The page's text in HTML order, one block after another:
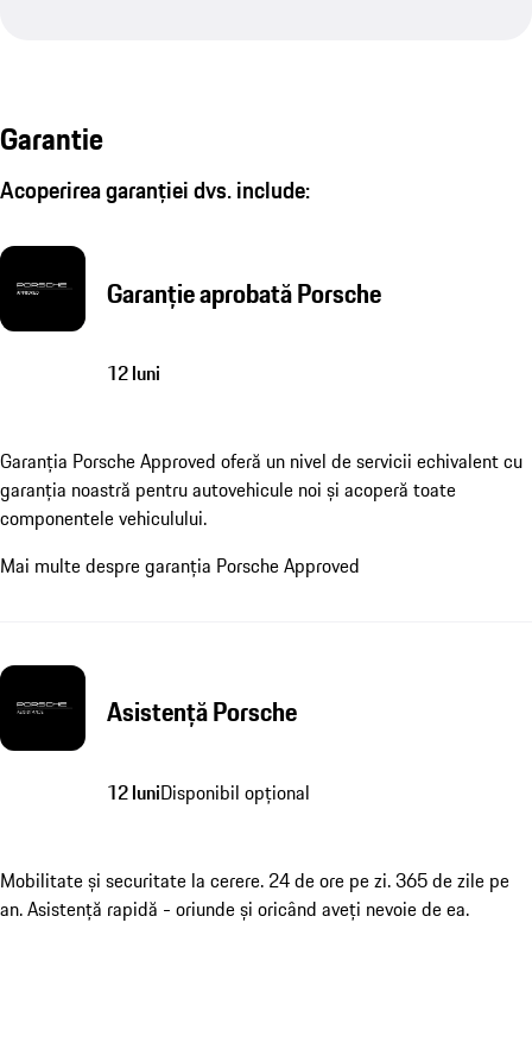
Garantie
Acoperirea garanției dvs. include:
Garanție aprobată Porsche
12 luni
Garanția Porsche Approved oferă un nivel de servicii echivalent cu
garanția noastră pentru autovehicule noi și acoperă toate
componentele vehiculului.
Mai multe despre garanția Porsche Approved
Asistență Porsche
12 luniDisponibil opțional
Mobilitate și securitate la cerere. 24 de ore pe zi. 365 de zile pe
an. Asistență rapidă - oriunde și oricând aveți nevoie de ea.